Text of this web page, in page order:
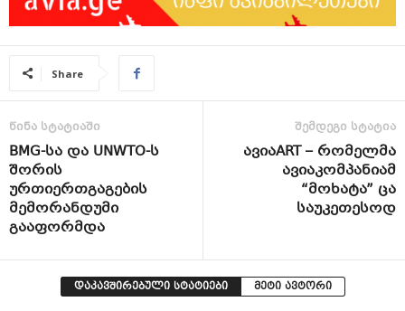
Share
წინა სტატიაში
BMG-სა და UNWTO-ს
შორის
ურთიერთგაგების
მემორანდუმი
გააფორმდა
შემდეგი სტატია
ავიაART – რომელმა
ავიაკომპანიამ
“მოხატა” ცა
საუკეთესოდ
დაკავშირებული სტატიები მეტი ავტორი